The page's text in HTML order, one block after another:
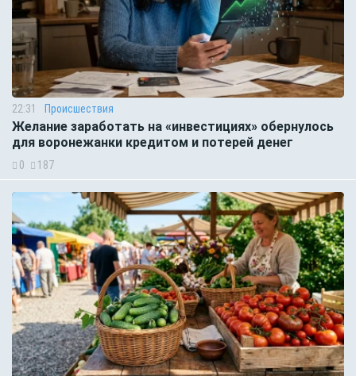
22:31 Происшествия
Желание заработать на «инвестициях» обернулось
для воронежанки кредитом и потерей денег
0 187